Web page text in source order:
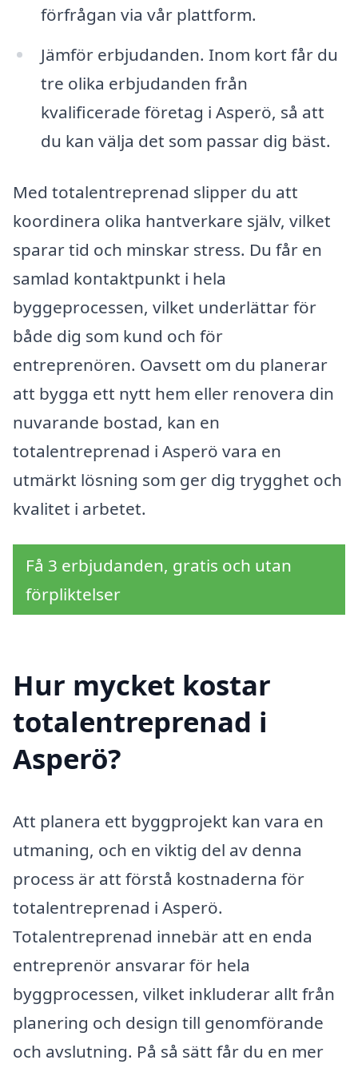
förfrågan via vår plattform.
Jämför erbjudanden. Inom kort får du
tre olika erbjudanden från
kvalificerade företag i Asperö, så att
du kan välja det som passar dig bäst.
Med totalentreprenad slipper du att
koordinera olika hantverkare själv, vilket
sparar tid och minskar stress. Du får en
samlad kontaktpunkt i hela
byggeprocessen, vilket underlättar för
både dig som kund och för
entreprenören. Oavsett om du planerar
att bygga ett nytt hem eller renovera din
nuvarande bostad, kan en
totalentreprenad i Asperö vara en
utmärkt lösning som ger dig trygghet och
kvalitet i arbetet.
Få 3 erbjudanden, gratis och utan
förpliktelser
Hur mycket kostar
totalentreprenad i
Asperö?
Att planera ett byggprojekt kan vara en
utmaning, och en viktig del av denna
process är att förstå kostnaderna för
totalentreprenad i Asperö.
Totalentreprenad innebär att en enda
entreprenör ansvarar för hela
byggprocessen, vilket inkluderar allt från
planering och design till genomförande
och avslutning. På så sätt får du en mer